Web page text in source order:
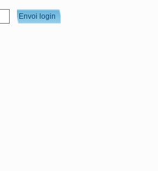
Envoi login